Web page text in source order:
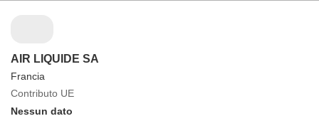
AIR LIQUIDE SA
Francia
Contributo UE
Nessun dato